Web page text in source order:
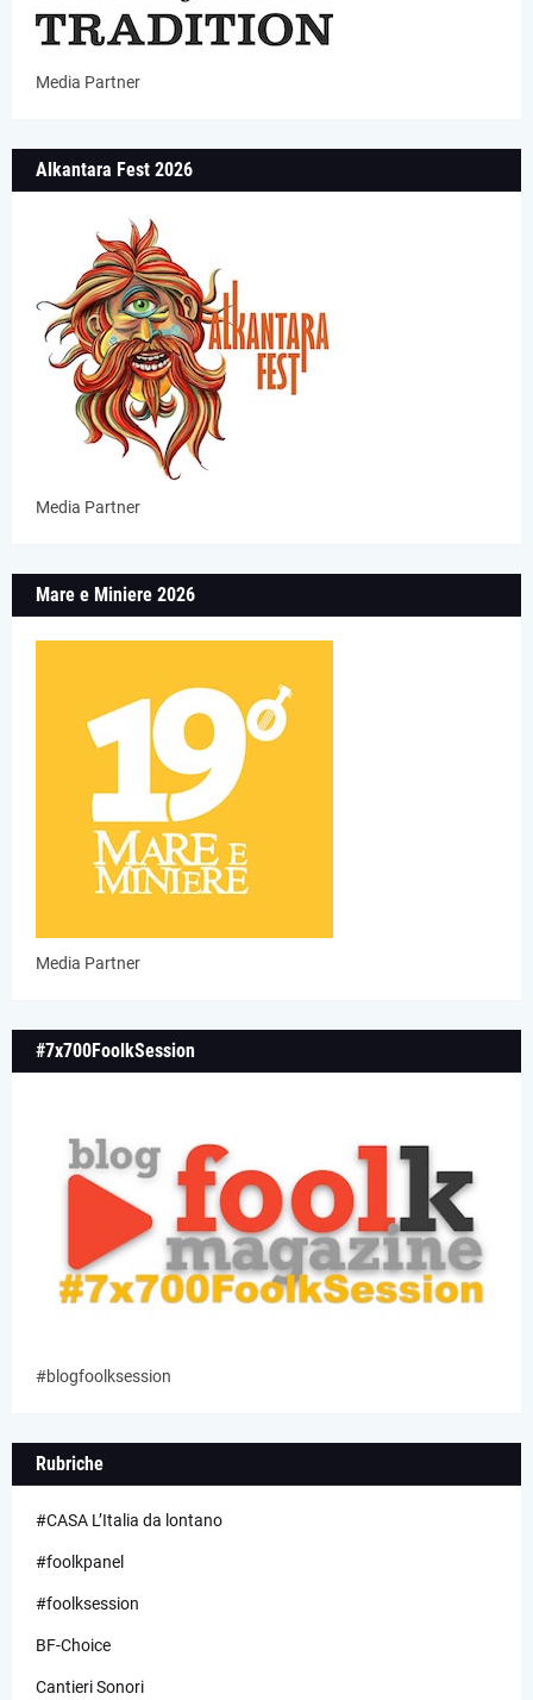
Media Partner
Alkantara Fest 2026
Media Partner
Mare e Miniere 2026
Media Partner
#7x700FoolkSession
#blogfoolksession
Rubriche
#CASA L’Italia da lontano
#foolkpanel
#foolksession
BF-Choice
Cantieri Sonori